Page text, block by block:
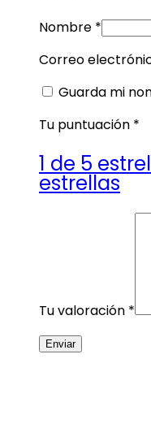
Nombre *
Correo
Guarda mi
Tu puntuación *
1 de 5
estrellas
Tu valoración *